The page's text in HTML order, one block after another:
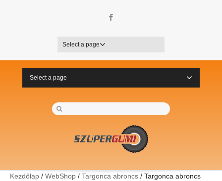
Select a page
Select a page
Kezdőlap / WebShop / Targonca abroncs / Targonca abroncs